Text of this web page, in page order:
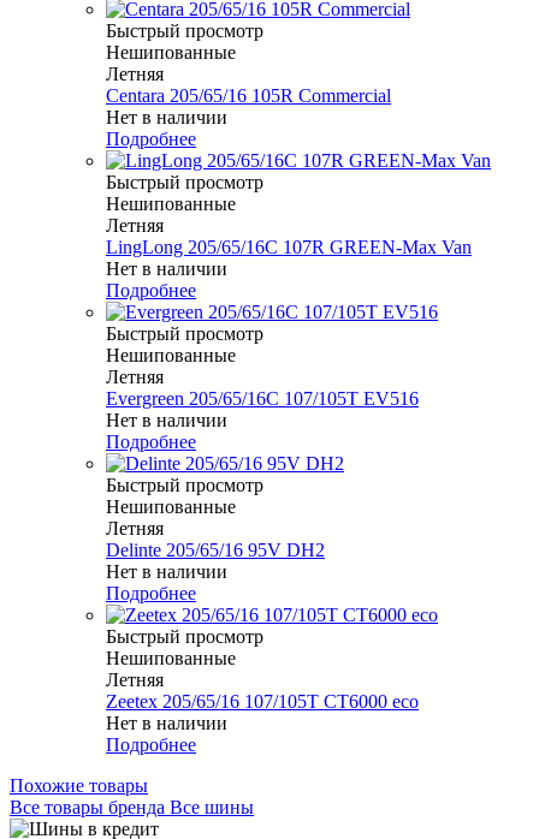
Быстрый просмотр
Нешипованные
Летняя
Centara 205/65/16 105R Commercial
Нет в наличии
Подробнее
Быстрый просмотр
Нешипованные
Летняя
LingLong 205/65/16C 107R GREEN-Max Van
Нет в наличии
Подробнее
Быстрый просмотр
Нешипованные
Летняя
Evergreen 205/65/16C 107/105T EV516
Нет в наличии
Подробнее
Быстрый просмотр
Нешипованные
Летняя
Delinte 205/65/16 95V DH2
Нет в наличии
Подробнее
Быстрый просмотр
Нешипованные
Летняя
Zeetex 205/65/16 107/105T CT6000 eco
Нет в наличии
Подробнее
Похожие товары
Все товары бренда Все шины